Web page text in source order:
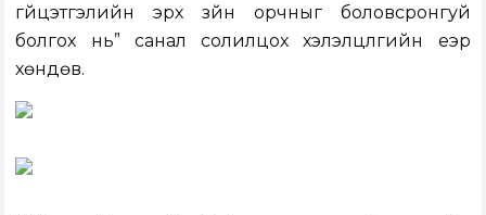
гүйцэтгэлийн эрх зүйн орчныг боловсронгуй
болгох нь” санал солилцох хэлэлцүүлгийн үеэр
хөндөв.